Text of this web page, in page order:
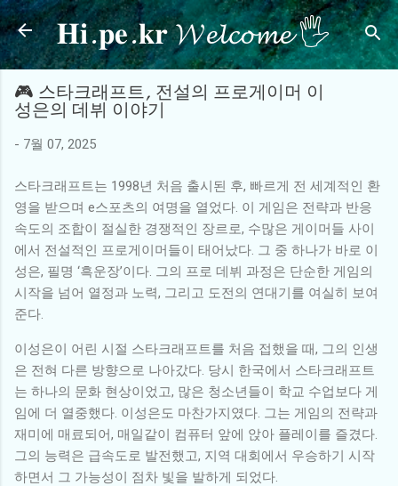
기본 콘텐츠로 건너뛰기
𝐇𝐢.𝐩𝐞.𝐤𝐫 𝓦𝓮𝓵𝓬𝓸𝓶𝓮 🖐
🎮 스타크래프트, 전설의 프로게이머 이
성은의 데뷔 이야기
- 7월 07, 2025
스타크래프트는 1998년 처음 출시된 후, 빠르게 전 세계적인 환
영을 받으며 e스포츠의 여명을 열었다. 이 게임은 전략과 반응
속도의 조합이 절실한 경쟁적인 장르로, 수많은 게이머들 사이
에서 전설적인 프로게이머들이 태어났다. 그 중 하나가 바로 이
성은, 필명 ‘흑운장’이다. 그의 프로 데뷔 과정은 단순한 게임의
시작을 넘어 열정과 노력, 그리고 도전의 연대기를 여실히 보여
준다.
이성은이 어린 시절 스타크래프트를 처음 접했을 때, 그의 인생
은 전혀 다른 방향으로 나아갔다. 당시 한국에서 스타크래프트
는 하나의 문화 현상이었고, 많은 청소년들이 학교 수업보다 게
임에 더 열중했다. 이성은도 마찬가지였다. 그는 게임의 전략과
재미에 매료되어, 매일같이 컴퓨터 앞에 앉아 플레이를 즐겼다.
그의 능력은 급속도로 발전했고, 지역 대회에서 우승하기 시작
하면서 그 가능성이 점차 빛을 발하게 되었다.